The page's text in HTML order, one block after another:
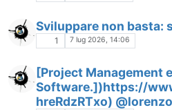
Sviluppare non basta:
1 7 lug 2026, 14:06
[Project Management
Software.])https://
hreRdzRTxo)